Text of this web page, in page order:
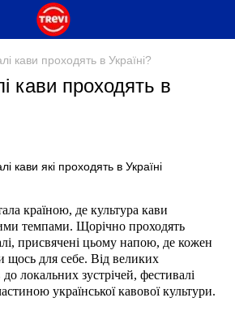
кави проходять в Україні?
кави проходять в
країною, де культура кави
темпами. Щорічно проходять
присвячені цьому напою, де кожен
щось для себе. Від великих
локальних зустрічей, фестивалі
української кавової культури.